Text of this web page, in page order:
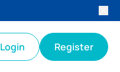
Login Register